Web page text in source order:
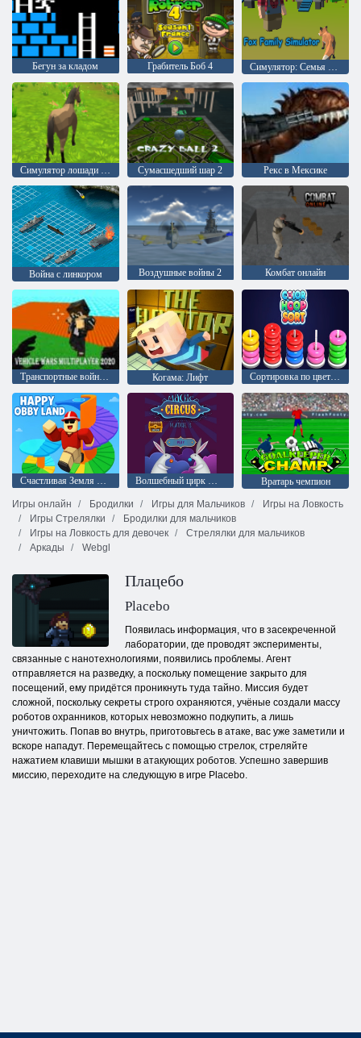
Бегун за кладом Грабитель Боб 4 Симулятор: Семья лисицы
Симулятор лошади 3Д Сумасшедший шар 2 Рекс в Мексике
Война с линкором Воздушные войны 2 Комбат онлайн
Транспортные войны Мультиплеер 2020 Когама: Лифт Сортировка по цвету обручей
Счастливая Земля Обби Волшебный цирк — три в ряд
Вратарь чемпион
Игры онлайн
Бродилки Игры для Мальчиков
Игры на Ловкость
Игры Стрелялки
Бродилки для мальчиков
Игры на Ловкость для девочек
Стрелялки для мальчиков
Аркады
Webgl
Плацебо
Placebo
Появилась информация, что в засекреченной
лаборатории, где проводят эксперименты,
связанные с нанотехнологиями, появились проблемы. Агент
отправляется на разведку, а поскольку помещение закрыто для
посещений, ему придётся проникнуть туда тайно. Миссия будет
сложной, поскольку секреты строго охраняются, учёные создали массу
роботов охранников, которых невозможно подкупить, а лишь
уничтожить. Попав во внутрь, приготовьтесь в атаке, вас уже заметили и
вскоре нападут. Перемещайтесь с помощью стрелок, стреляйте
нажатием клавиши мышки в атакующих роботов. Успешно завершив
миссию, переходите на следующую в игре Placebo.